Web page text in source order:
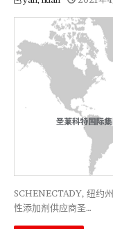
SCHENECTADY, 纽约
性添加剂供应商圣…